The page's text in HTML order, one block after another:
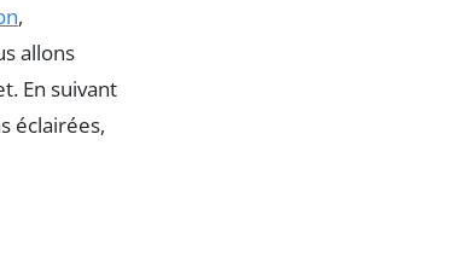
,
allons
En suivant
éclairées,